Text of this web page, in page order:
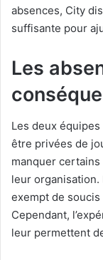
absences, City
suffisante pour
Les
Les deux
être privées de
manquer
leur organisation.
exempt de
Cependant,
leur permettent